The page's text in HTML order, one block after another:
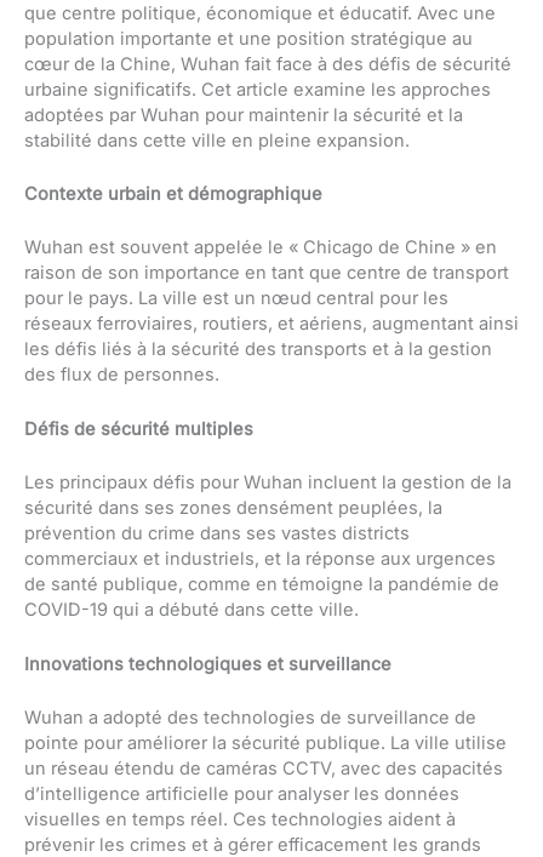
que centre politique, économique et éducatif. Avec une
population importante et une position stratégique au
cœur de la Chine, Wuhan fait face à des défis de sécurité
urbaine significatifs. Cet article examine les approches
adoptées par Wuhan pour maintenir la sécurité et la
stabilité dans cette ville en pleine expansion.
Contexte urbain et démographique
Wuhan est souvent appelée le « Chicago de Chine » en
raison de son importance en tant que centre de transport
pour le pays. La ville est un nœud central pour les
réseaux ferroviaires, routiers, et aériens, augmentant ainsi
les défis liés à la sécurité des transports et à la gestion
des flux de personnes.
Défis de sécurité multiples
Les principaux défis pour Wuhan incluent la gestion de la
sécurité dans ses zones densément peuplées, la
prévention du crime dans ses vastes districts
commerciaux et industriels, et la réponse aux urgences
de santé publique, comme en témoigne la pandémie de
COVID-19 qui a débuté dans cette ville.
Innovations technologiques et surveillance
Wuhan a adopté des technologies de surveillance de
pointe pour améliorer la sécurité publique. La ville utilise
un réseau étendu de caméras CCTV, avec des capacités
d’intelligence artificielle pour analyser les données
visuelles en temps réel. Ces technologies aident à
prévenir les crimes et à gérer efficacement les grands